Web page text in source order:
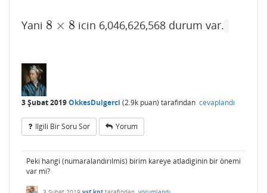
Yani 8 × 8
8×8 icin 6,046,626,568 durum var.
3 Şubat 2019OkkesDulgerci (2.9k puan) tarafından cevaplandı
Ilgili Bir Soru Sor Yorum
Peki hangi (numaralandırılmis) birim kareye atladiginin bir önemi
var mi?